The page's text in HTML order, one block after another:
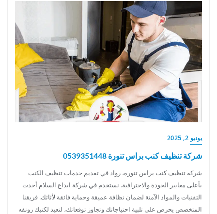
يونيو 2, 2025
شركة تنظيف كنب براس تنورة 0539351448
شركة تنظيف كنب براس تنورة، رواد في تقديم خدمات تنظيف الكنب
بأعلى معايير الجودة والاحترافية. نستخدم في شركة ابداع السلام أحدث
التقنيات والمواد الآمنة لضمان نظافة عميقة وحماية فائقة لأثاثك. فريقنا
المتخصص يحرص على تلبية احتياجاتك وتجاوز توقعاتك، لنعيد لكنبك رونقه